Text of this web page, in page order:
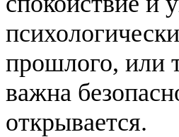
прошлого, или
важна
открывается.